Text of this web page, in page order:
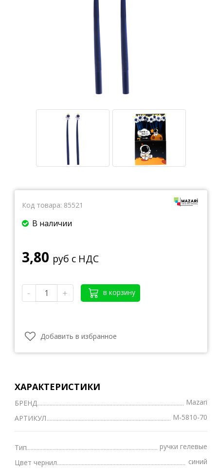
Ватманы, калька, бумага миллиметровая, форматки
Бумага для художественных и дизайнерских работ
Грамоты, дипломы, благодарности
Канцелярские книги, книги учета
Бумага в рулоне и стопе
Код товара: 85521
В наличии
3,80 руб с НДС
- + в корзину
Добавить в избранное
ХАРАКТЕРИСТИКИ
БРЕНД
Mazari
АРТИКУЛ
M-5810-70
Тип
ручки гелевые
Цвет чернил
синий